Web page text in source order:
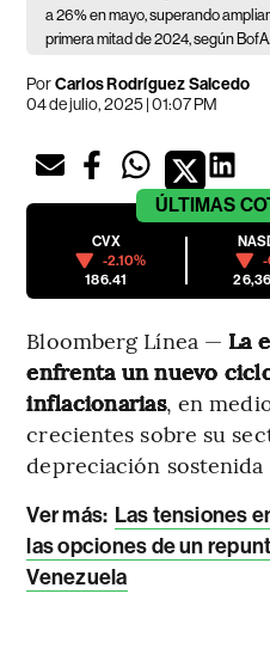
a 26% en mayo, superando
primera mitad de 2024, según BofA.
PorCarlos Rodríguez Salcedo
04 de julio, 2025 | 01:07 PM
ÚLTIMAS
CVX
-2.10%
186.41
-
Bloomberg Línea — La
enfrenta un nuevo
inflacionarias, en
crecientes sobre su
depreciación sostenida
Ver más: Las tensiones
las opciones de un
Venezuela